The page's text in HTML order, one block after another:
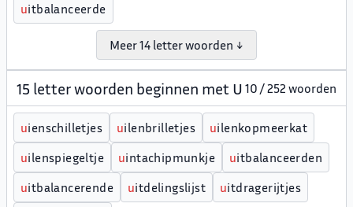
uitbalanceerde
Meer 14 letter woorden ↓
15 letter woorden beginnen met U 10 / 252 woorden
uienschilletjes uilenbrilletjes uilenkopmeerkat
uilenspiegeltje uintachipmunkje uitbalanceerden
uitbalancerende uitdelingslijst uitdragerijtjes